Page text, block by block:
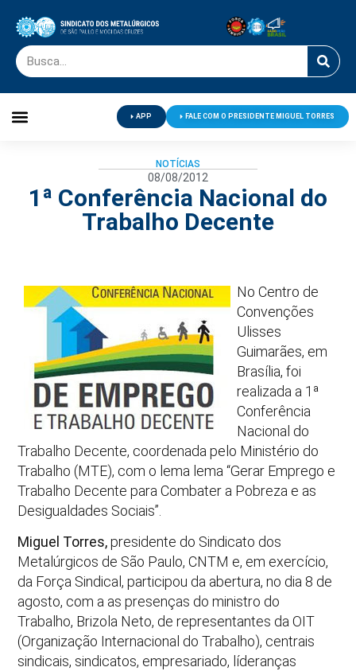
APP FALE COM O PRESIDENTE MIGUEL TORRES
NOTÍCIAS
08/08/2012
1ª Conferência Nacional do
Trabalho Decente
No Centro de
Convenções
Ulisses
Guimarães, em
Brasília, foi
realizada a 1ª
Conferência
Nacional do
Trabalho Decente, coordenada pelo Ministério do
Trabalho (MTE), com o lema lema “Gerar Emprego e
Trabalho Decente para Combater a Pobreza e as
Desigualdades Sociais”.
Miguel Torres,presidente do Sindicato dos
Metalúrgicos de São Paulo, CNTM e, em exercício,
da Força Sindical, participou da abertura, no dia 8 de
agosto, com a as presenças do ministro do
Trabalho, Brizola Neto, de representantes da OIT
(Organização Internacional do Trabalho), centrais
sindicais, sindicatos, empresariado, líderanças